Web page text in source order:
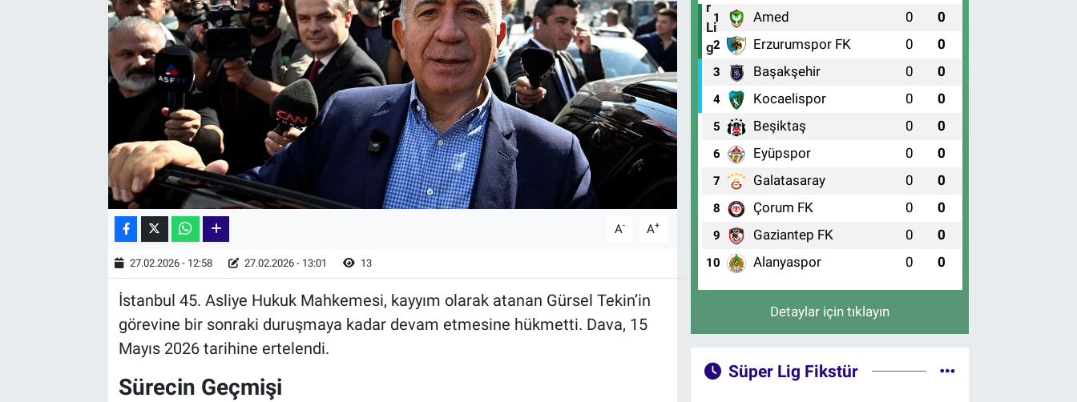
A- A+
27.02.2026 - 12:58 27.02.2026 - 13:01 13
İstanbul 45. Asliye Hukuk Mahkemesi, kayyım olarak atanan Gürsel Tekin’in
görevine bir sonraki duruşmaya kadar devam etmesine hükmetti. Dava, 15
Mayıs 2026 tarihine ertelendi.
Sürecin Geçmişi
1 Amed 0 0
2 Erzurumspor FK 0 0
3 Başakşehir 0 0
4 Kocaelispor 0 0
5 Beşiktaş 0 0
6 Eyüpspor 0 0
7 Galatasaray 0 0
8 Çorum FK 0 0
9 Gaziantep FK 0 0
10 Alanyaspor 0 0
Detaylar için tıklayın
Süper Lig Fikstür